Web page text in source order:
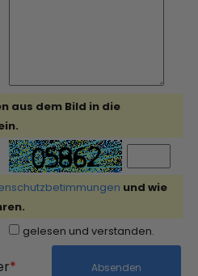
aus dem Bild in die
und wie
gelesen und verstanden.
*